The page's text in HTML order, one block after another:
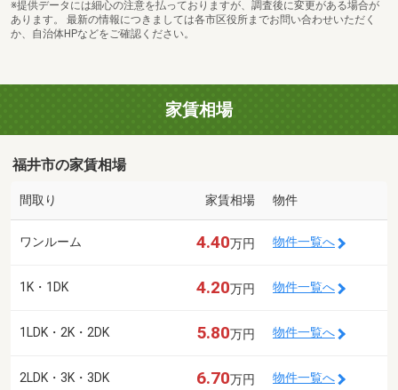
※提供データには細心の注意を払っておりますが、調査後に変更がある場合が
あります。 最新の情報につきましては各市区役所までお問い合わせいただく
か、自治体HPなどをご確認ください。
家賃相場
福井市の家賃相場
間取り 家賃相場 物件
ワンルーム 4.40万円 物件一覧へ
1K・1DK 4.20万円 物件一覧へ
1LDK・2K・2DK 5.80万円 物件一覧へ
2LDK・3K・3DK 6.70万円 物件一覧へ